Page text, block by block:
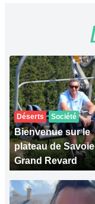
Déserts Société
Bienvenue sur le
plateau de Savoie
Grand Revard